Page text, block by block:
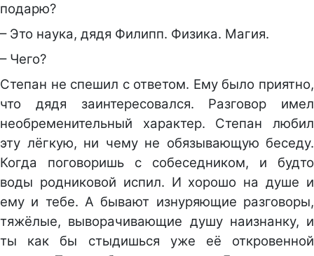
подарю?
– Это наука, дядя Филипп. Физика. Магия.
– Чего?
Степан не спешил с ответом. Ему было приятно,
что дядя заинтересовался. Разговор имел
необременительный характер. Степан любил
эту лёгкую, ни чему не обязывающую беседу.
Когда поговоришь с собеседником, и будто
воды родниковой испил. И хорошо на душе и
ему и тебе. А бывают изнуряющие разговоры,
тяжёлые, выворачивающие душу наизнанку, и
ты как бы стыдишься уже её откровенной